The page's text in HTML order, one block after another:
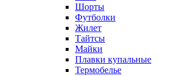
Шорты
Футболки
Жилет
Тайтсы
Майки
Плавки купальные
Термобелье